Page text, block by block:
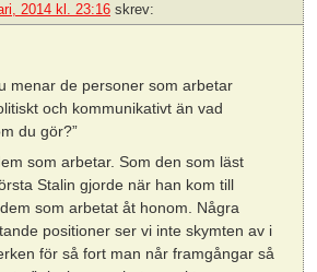
2014 kl. 23:16 skrev:
menar de personer som arbetar
och kommunikativt än vad
du gör?”
som arbetar. Som den som läst
Stalin gjorde när han kom till
som arbetat åt honom. Några
positioner ser vi inte skymten av i
för så fort man når framgångar så